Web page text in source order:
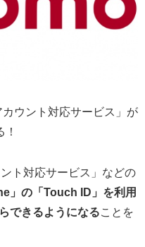
ウント対応サービス」が
ト対応サービス」などの
」の「Touch ID」を利用
できるようになることを